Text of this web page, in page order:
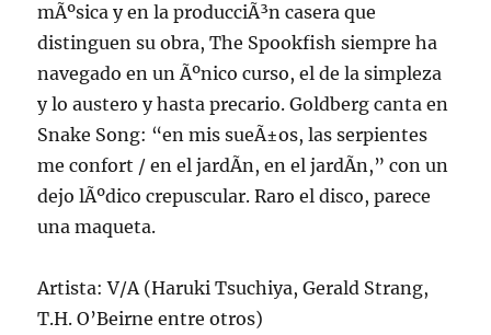
mÃºsica y en la producciÃ³n casera que
distinguen su obra, The Spookfish siempre ha
navegado en un Ãºnico curso, el de la simpleza
y lo austero y hasta precario. Goldberg canta en
Snake Song: “en mis sueÃ±os, las serpientes
me confort / en el jardÃ­n, en el jardÃ­n,” con un
dejo lÃºdico crepuscular. Raro el disco, parece
una maqueta.
Artista: V/A (Haruki Tsuchiya, Gerald Strang,
T.H. O’Beirne entre otros)